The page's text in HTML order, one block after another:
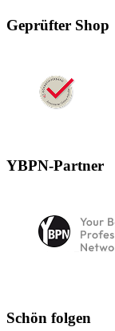
Geprüfter Shop
YBPN-Partner
Schön folgen